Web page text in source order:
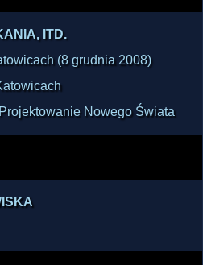
ITD.
(8 grudnia 2008)
Nowego Świata